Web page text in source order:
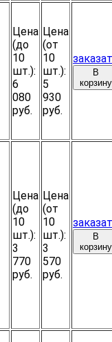
Цена
(до
10
шт.):
6
080
руб.
Цена
(от
10
шт.):
5
930
руб.
В
корзину
Цена
(до
10
шт.):
3
770
руб.
Цена
(от
10
шт.):
3
570
руб.
В
корзину